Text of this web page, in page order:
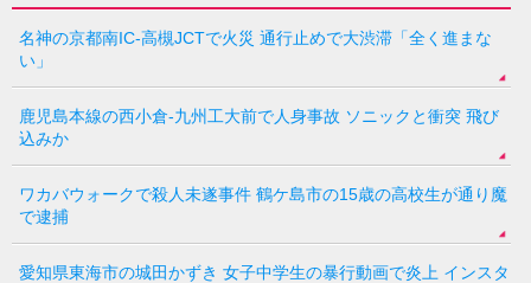
名神の京都南IC-高槻JCTで火災 通行止めで大渋滞「全く進まな
い」
鹿児島本線の西小倉-九州工大前で人身事故 ソニックと衝突 飛び
込みか
ワカバウォークで殺人未遂事件 鶴ケ島市の15歳の高校生が通り魔
で逮捕
愛知県東海市の城田かずき 女子中学生の暴行動画で炎上 インスタ